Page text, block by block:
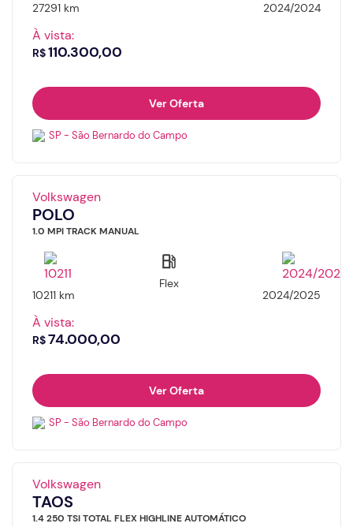
E-mail
Telefone
Valor da entrada
Horário
Nome
E-mail
27291 km
2024/2024
À vista:
R$110.300,00
Ver Oferta
SP - São Bernardo do Campo
Volkswagen
POLO
1.0 MPI TRACK MANUAL
10211 km
Flex
2024/2025
À vista:
R$74.000,00
Ver Oferta
SP - São Bernardo do Campo
Volkswagen
TAOS
1.4 250 TSI TOTAL FLEX HIGHLINE AUTOMÁTICO